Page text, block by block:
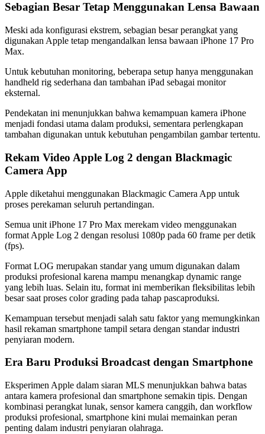
Sebagian Besar Tetap Menggunakan Lensa Bawaan
Meski ada konfigurasi ekstrem, sebagian besar perangkat yang
digunakan Apple tetap mengandalkan lensa bawaan iPhone 17 Pro
Max.
Untuk kebutuhan monitoring, beberapa setup hanya menggunakan
handheld rig sederhana dan tambahan iPad sebagai monitor
eksternal.
Pendekatan ini menunjukkan bahwa kemampuan kamera iPhone
menjadi fondasi utama dalam produksi, sementara perlengkapan
tambahan digunakan untuk kebutuhan pengambilan gambar tertentu.
Rekam Video Apple Log 2 dengan Blackmagic
Camera App
Apple diketahui menggunakan Blackmagic Camera App untuk
proses perekaman seluruh pertandingan.
Semua unit iPhone 17 Pro Max merekam video menggunakan
format Apple Log 2 dengan resolusi 1080p pada 60 frame per detik
(fps).
Format LOG merupakan standar yang umum digunakan dalam
produksi profesional karena mampu menangkap dynamic range
yang lebih luas. Selain itu, format ini memberikan fleksibilitas lebih
besar saat proses color grading pada tahap pascaproduksi.
Kemampuan tersebut menjadi salah satu faktor yang memungkinkan
hasil rekaman smartphone tampil setara dengan standar industri
penyiaran modern.
Era Baru Produksi Broadcast dengan Smartphone
Eksperimen Apple dalam siaran MLS menunjukkan bahwa batas
antara kamera profesional dan smartphone semakin tipis. Dengan
kombinasi perangkat lunak, sensor kamera canggih, dan workflow
produksi profesional, smartphone kini mulai memainkan peran
penting dalam industri penyiaran olahraga.